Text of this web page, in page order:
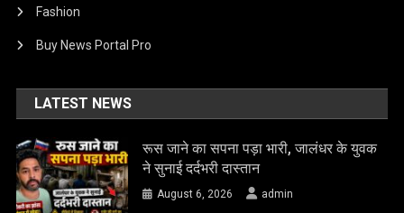
Fashion
Buy News Portal Pro
LATEST NEWS
रूस जाने का सपना पड़ा भारी, जालंधर के युवक
ने सुनाई दर्दभरी दास्तान
August 6, 2026 admin